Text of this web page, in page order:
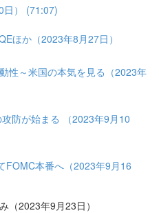
日） (71:07)
ほか（2023年8月27日）
性～米国の本気を見る（2023年
防が始まる （2023年9月10
本番へ（2023年9月16
（2023年9月23日）